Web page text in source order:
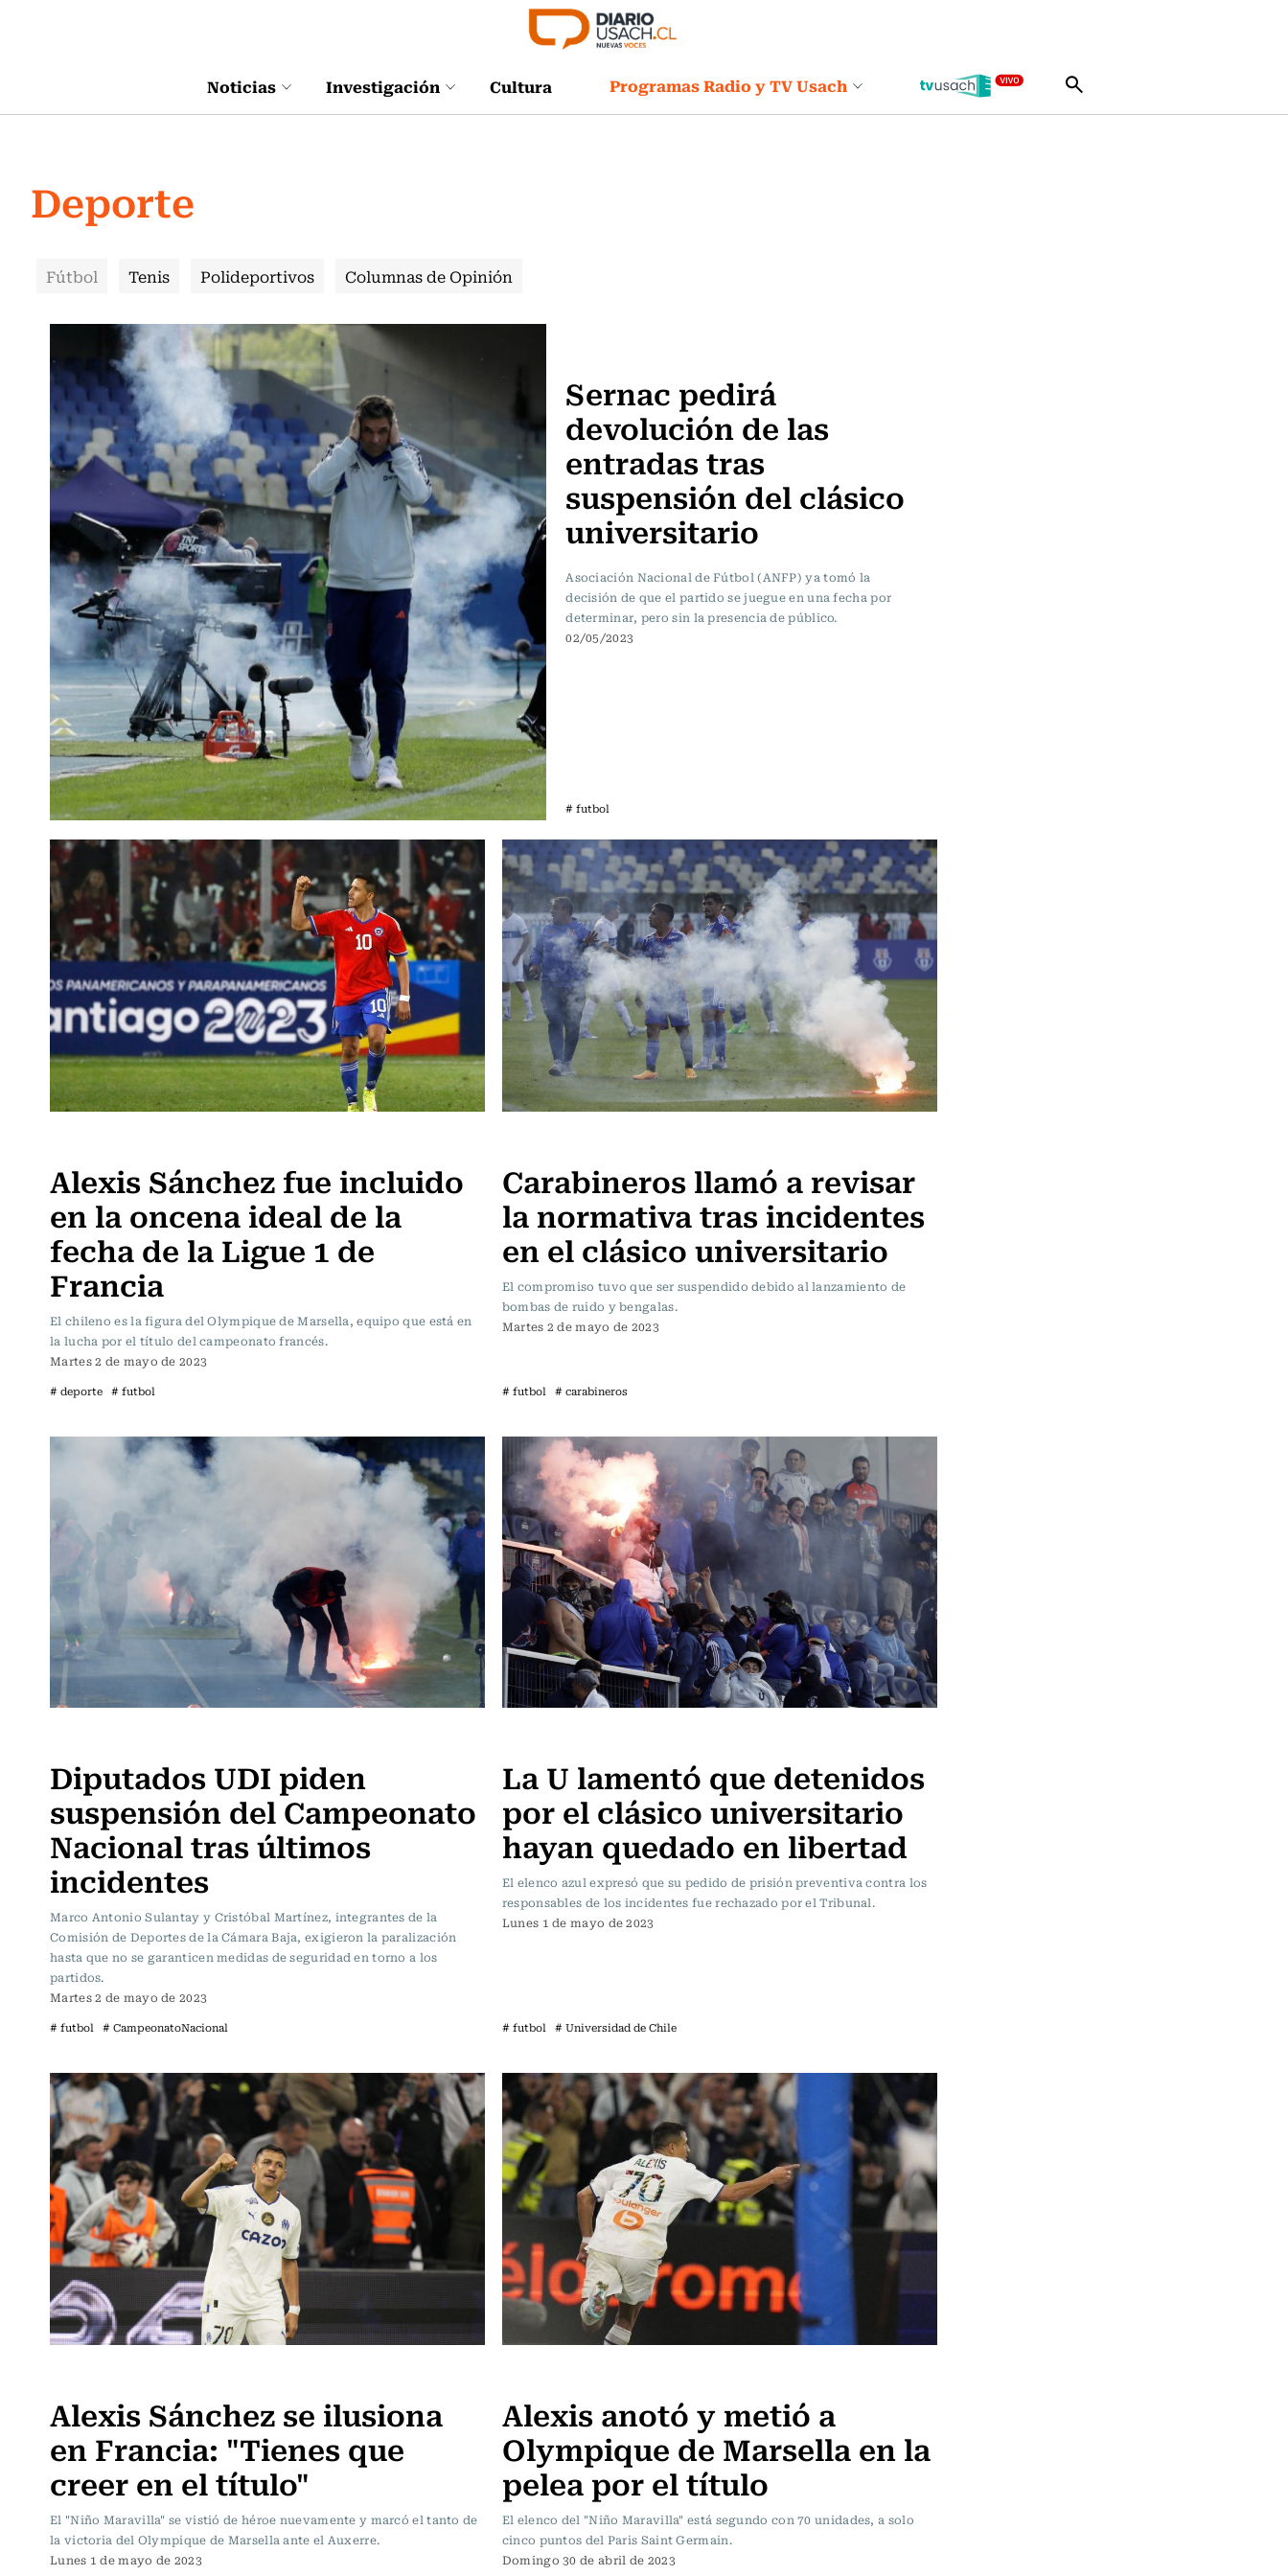
Noticias Investigación Cultura Programas Radio y TV Usach
Deporte
Fútbol Tenis Polideportivos Columnas de Opinión
Sernac pedirá
devolución de las
entradas tras
suspensión del clásico
universitario
Asociación Nacional de Fútbol (ANFP) ya tomó la
decisión de que el partido se juegue en una fecha por
determinar, pero sin la presencia de público.
02/05/2023
# futbol
Alexis Sánchez fue incluido
en la oncena ideal de la
fecha de la Ligue 1 de
Francia
El chileno es la figura del Olympique de Marsella, equipo que está en
la lucha por el título del campeonato francés.
Martes 2 de mayo de 2023
# deporte # futbol
Carabineros llamó a revisar
la normativa tras incidentes
en el clásico universitario
El compromiso tuvo que ser suspendido debido al lanzamiento de
bombas de ruido y bengalas.
Martes 2 de mayo de 2023
# futbol # carabineros
Diputados UDI piden
suspensión del Campeonato
Nacional tras últimos
incidentes
Marco Antonio Sulantay y Cristóbal Martínez, integrantes de la
Comisión de Deportes de la Cámara Baja, exigieron la paralización
hasta que no se garanticen medidas de seguridad en torno a los
partidos.
Martes 2 de mayo de 2023
# futbol # CampeonatoNacional
La U lamentó que detenidos
por el clásico universitario
hayan quedado en libertad
El elenco azul expresó que su pedido de prisión preventiva contra los
responsables de los incidentes fue rechazado por el Tribunal.
Lunes 1 de mayo de 2023
# futbol # Universidad de Chile
Alexis Sánchez se ilusiona
en Francia: "Tienes que
creer en el título"
El "Niño Maravilla" se vistió de héroe nuevamente y marcó el tanto de
la victoria del Olympique de Marsella ante el Auxerre.
Lunes 1 de mayo de 2023
Alexis anotó y metió a
Olympique de Marsella en la
pelea por el título
El elenco del "Niño Maravilla" está segundo con 70 unidades, a solo
cinco puntos del Paris Saint Germain.
Domingo 30 de abril de 2023